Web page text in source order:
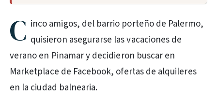
C inco amigos, del barrio porteño de Palermo,
quisieron asegurarse las vacaciones de
verano en Pinamar y decidieron buscar en
Marketplace de Facebook, ofertas de alquileres
en la ciudad balnearia.